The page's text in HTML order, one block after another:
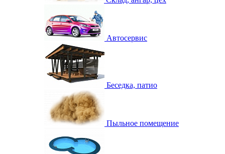
Автосервис
Беседка, патио
Пыльное помещение